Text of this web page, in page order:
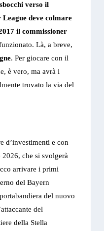
verso il
deve colmare
il commissioner
Là, a breve,
. Per giocare con il
è vero, ma avrà i
trovato la via del
d’investimenti e con
che si svolgerà
arrivare i primi
del Bayern
del nuovo
del
della Stella